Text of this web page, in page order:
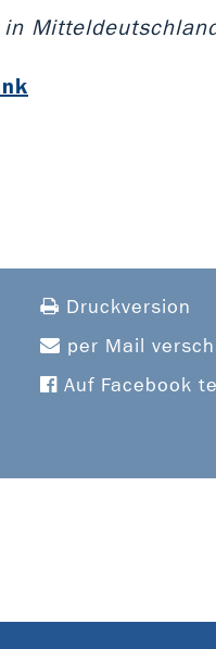
in
Druckversion
per Mail
Auf Facebook